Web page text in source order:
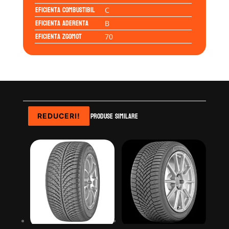
Eficienta Combustibil C
Eficienta Aderenta B
Eficienta Zgomot 70
Produse similare
REDUCERI!
REDUCERI!
REDUCERI!
REDUCERI!